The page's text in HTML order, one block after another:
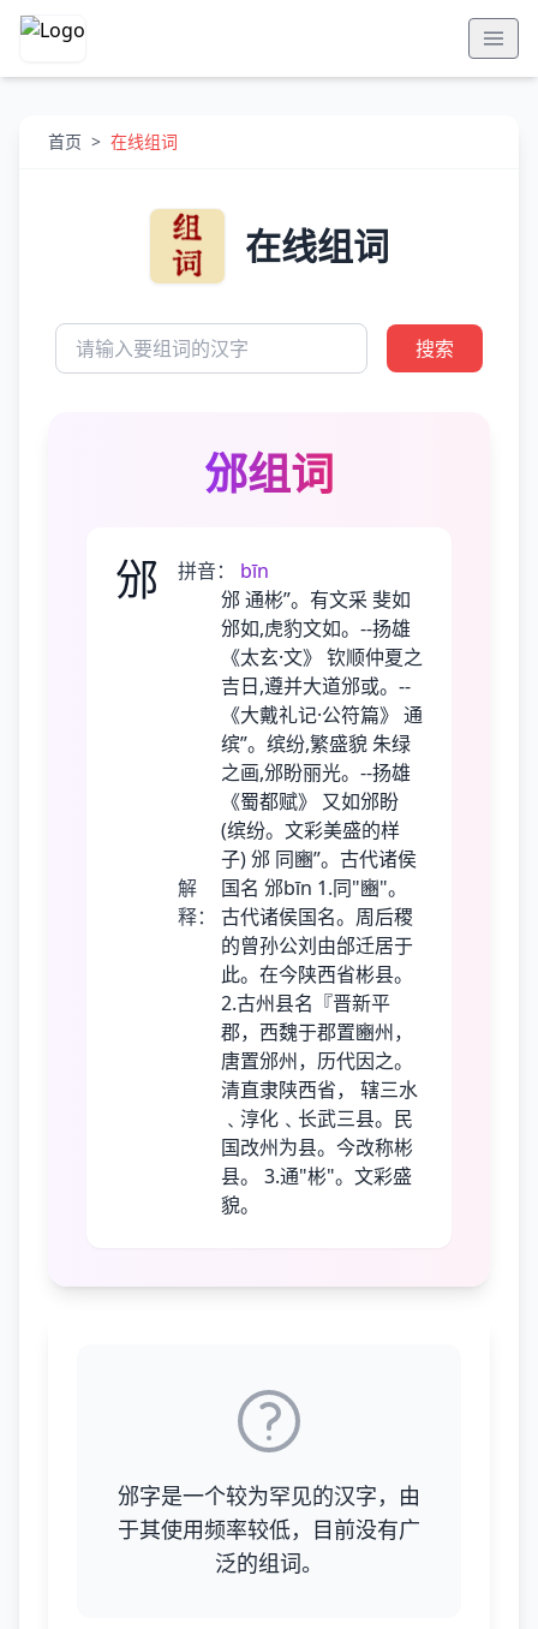
首页 > 在线组词
在线组词
搜索
邠组词
邠
拼音： bīn
解
释：
邠 通彬”。有文采 斐如
邠如,虎豹文如。--扬雄
《太玄·文》 钦顺仲夏之
吉日,遵并大道邠或。--
《大戴礼记·公符篇》 通
缤”。缤纷,繁盛貌 朱绿
之画,邠盼丽光。--扬雄
《蜀都赋》 又如邠盼
(缤纷。文彩美盛的样
子) 邠 同豳”。古代诸侯
国名 邠bīn 1.同"豳"。
古代诸侯国名。周后稷
的曾孙公刘由邰迁居于
此。在今陕西省彬县。
2.古州县名『晋新平
郡，西魏于郡置豳州，
唐置邠州，历代因之。
清直隶陕西省， 辖三水
﹑淳化﹑长武三县。民
国改州为县。今改称彬
县。 3.通"彬"。文彩盛
貌。
邠字是一个较为罕见的汉字，由
于其使用频率较低，目前没有广
泛的组词。